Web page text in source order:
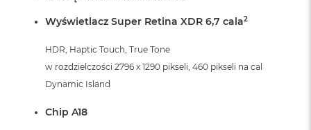
Wyświetlacz Super Retina XDR 6,7 cala2
HDR, Haptic Touch, True Tone
w rozdzielczości 2796 x 1290 pikseli, 460 pikseli na cal
Dynamic Island
Chip A18